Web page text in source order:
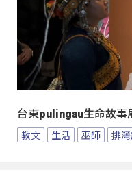
台東pulingau生命故事
教文 生活 巫師 排